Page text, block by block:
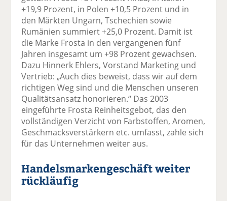
+19,9 Prozent, in Polen +10,5 Prozent und in
den Märkten Ungarn, Tschechien sowie
Rumänien summiert +25,0 Prozent. Damit ist
die Marke Frosta in den vergangenen fünf
Jahren insgesamt um +98 Prozent gewachsen.
Dazu Hinnerk Ehlers, Vorstand Marketing und
Vertrieb: „Auch dies beweist, dass wir auf dem
richtigen Weg sind und die Menschen unseren
Qualitätsansatz honorieren.“ Das 2003
eingeführte Frosta Reinheitsgebot, das den
vollständigen Verzicht von Farbstoffen, Aromen,
Geschmacksverstärkern etc. umfasst, zahle sich
für das Unternehmen weiter aus.
Handelsmarkengeschäft weiter
rückläufig